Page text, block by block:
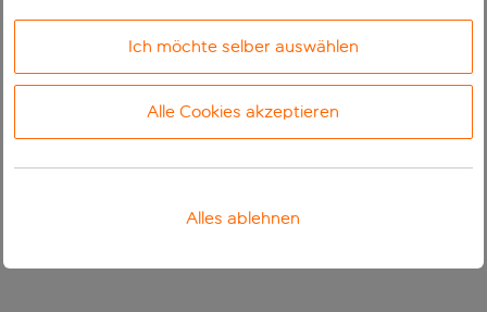
Ich möchte selber auswählen
Alle Cookies akzeptieren
Alles ablehnen